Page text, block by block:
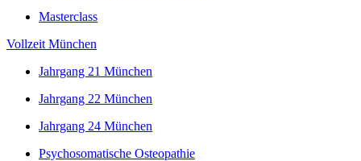
Masterclass
Vollzeit München
Jahrgang 21 München
Jahrgang 22 München
Jahrgang 24 München
Psychosomatische Osteopathie